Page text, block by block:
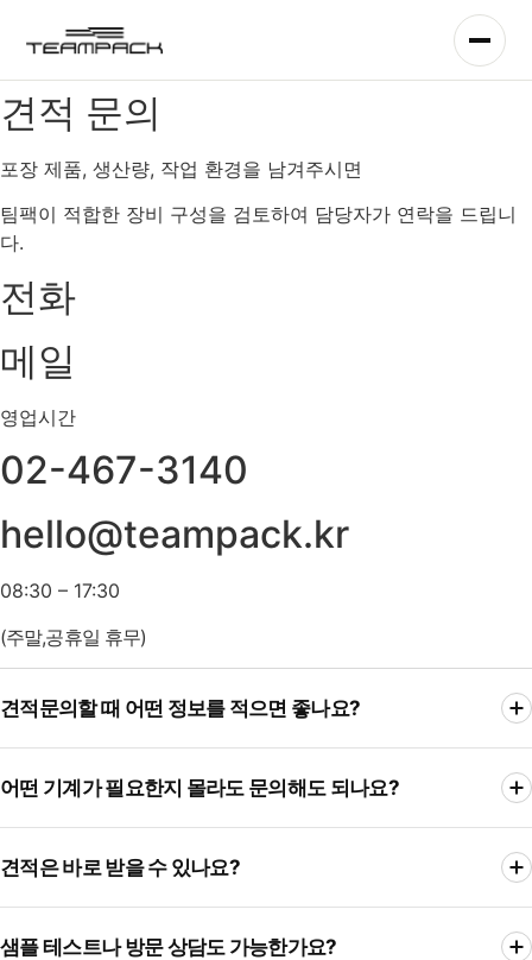
로
건
너
기
견적 문의
포장 제품, 생산량, 작업 환경을 남겨주시면
팀팩이 적합한 장비 구성을 검토하여 담당자가 연락을 드립니
다.
전화
메일
영업시간
02-467-3140
hello@teampack.kr
08:30 – 17:30
(주말,공휴일 휴무)
견적문의할 때 어떤 정보를 적으면 좋나요?
포장하려는 제품명, 크기, 1회 포장 중량, 원하는 포장 형태, 목표
가능합니다.
어떤 기계가 필요한지 몰라도 문의해도 되나요?
가능합니다. 제품과 현재 작업 방식, 해결하고 싶은 문제를
공정을 기준으로 적합한 구성을 검토해드립니다.
견적은 바로 받을 수 있나요?
사양이 명확한 기본 장비는 비교적 빠른 검토가 가능합니다. 다만
샘플 테스트나 방문 상담도 가능한가요?